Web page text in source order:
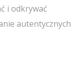
i odkrywać
autentycznych